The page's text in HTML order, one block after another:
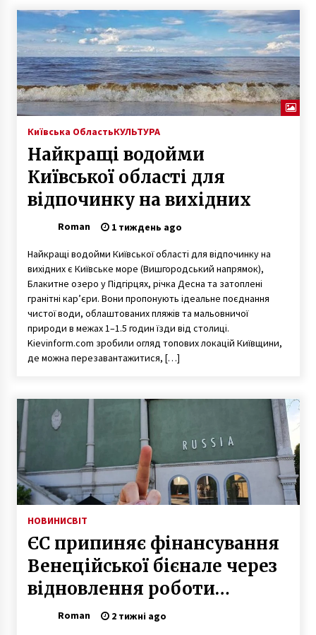
Київська ОбластьКУЛЬТУРА
Найкращі водойми
Київської області для
відпочинку на вихідних
Roman 1 тиждень ago
Найкращі водойми Київської області для відпочинку на
вихідних є Київське море (Вишгородський напрямок),
Блакитне озеро у Підгірцях, річка Десна та затоплені
гранітні кар’єри. Вони пропонують ідеальне поєднання
чистої води, облаштованих пляжів та мальовничої
природи в межах 1–1.5 годин їзди від столиці.
Kievinform.com зробили огляд топових локацій Київщини,
де можна перезавантажитися, […]
НОВИНИСВІТ
ЄС припиняє фінансування
Венеційської бієнале через
відновлення роботи
російського павільйону
Roman 2 тижні ago